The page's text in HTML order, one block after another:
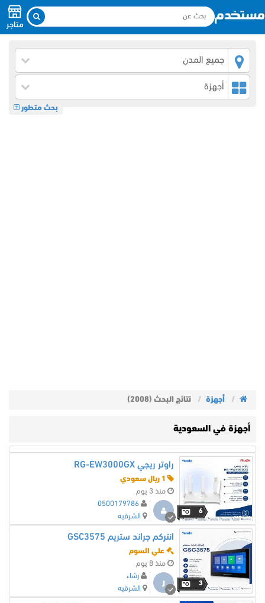
متاجر
جميع المدن
أجهزة
بحث متطور
أجهزة نتائج البحث (2008)
أجهزة في السعودية
6
راوتر ريجي RG-EW3000GX
منذ 3 يوم
0500179786
الشرقيه
3
انتركم جراند ستريم GSC3575
علي السوم
منذ 8 يوم
ر
رشاء
الشرقيه